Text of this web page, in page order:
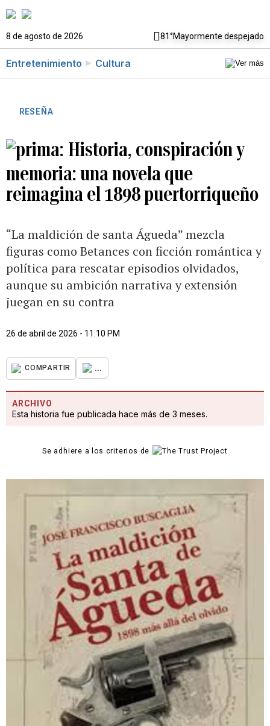
8 de agosto de 2026 81°Mayormente despejado
Entretenimiento Cultura
RESEÑA
Historia, conspiración y
memoria: una novela que
reimagina el 1898 puertorriqueño
“La maldición de santa Águeda” mezcla
figuras como Betances con ficción romántica y
política para rescatar episodios olvidados,
aunque su ambición narrativa y extensión
juegan en su contra
26 de abril de 2026 - 11:10 PM
COMPARTIR ...
ARCHIVO
Esta historia fue publicada hace más de 3 meses.
Se adhiere a los criterios de